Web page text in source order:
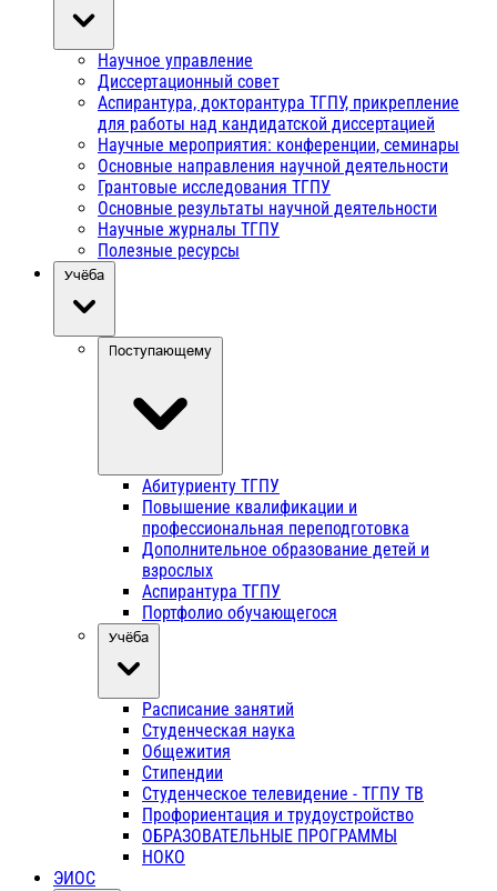
Научное управление
Диссертационный совет
Аспирантура, докторантура ТГПУ, прикрепление
для работы над кандидатской диссертацией
Научные мероприятия: конференции, семинары
Основные направления научной деятельности
Грантовые исследования ТГПУ
Основные результаты научной деятельности
Научные журналы ТГПУ
Полезные ресурсы
Учёба
Поступающему
Абитуриенту ТГПУ
Повышение квалификации и
профессиональная переподготовка
Дополнительное образование детей и
взрослых
Аспирантура ТГПУ
Портфолио обучающегося
Учёба
Расписание занятий
Студенческая наука
Общежития
Стипендии
Студенческое телевидение - ТГПУ ТВ
Профориентация и трудоустройство
ОБРАЗОВАТЕЛЬНЫЕ ПРОГРАММЫ
НОКО
ЭИОС